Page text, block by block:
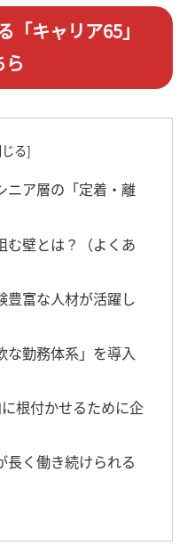
「キャリア65」
ら
ニア層の「定着・離
む壁とは？（よくあ
富な人材が活躍し
勤務体系」を導入
根付かせるために企
長く働き続けられる